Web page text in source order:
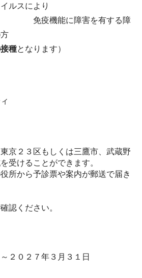
ルスにより
障害を有する障
種となります）
京２３区もしくは三鷹市、武蔵野
受けることができます。
所から予診票や案内が郵送で届き
認ください。
２０２７年３月３１日